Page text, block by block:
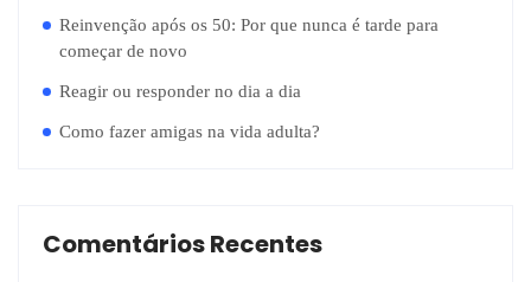
Reinvenção após os 50: Por que nunca é tarde para
começar de novo
Reagir ou responder no dia a dia
Como fazer amigas na vida adulta?
Comentários Recentes